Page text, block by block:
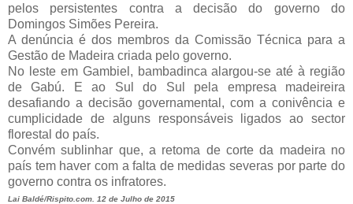
pelos persistentes contra a decisão do governo do
Domingos Simões Pereira.
A denúncia é dos membros da Comissão Técnica para a
Gestão de Madeira criada pelo governo.
No leste em Gambiel, bambadinca alargou-se até à região
de Gabú. E ao Sul do Sul pela empresa madeireira
desafiando a decisão governamental, com a conivência e
cumplicidade de alguns responsáveis ligados ao sector
florestal do país.
Convém sublinhar que, a retoma de corte da madeira no
país tem haver com a falta de medidas severas por parte do
governo contra os infratores.
Lai Baldé/Rispito.com. 12 de Julho de 2015